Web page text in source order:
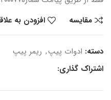
مقایسه
افزودن به
دسته: ادوات پیپ, ریمر پیپ
اشتراک گذاری: